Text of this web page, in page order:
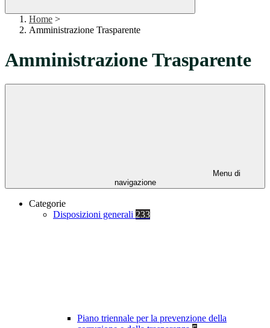
Home >
Amministrazione Trasparente
Amministrazione Trasparente
Menu di
navigazione
Categorie
Disposizioni generali 233
Piano triennale per la prevenzione della